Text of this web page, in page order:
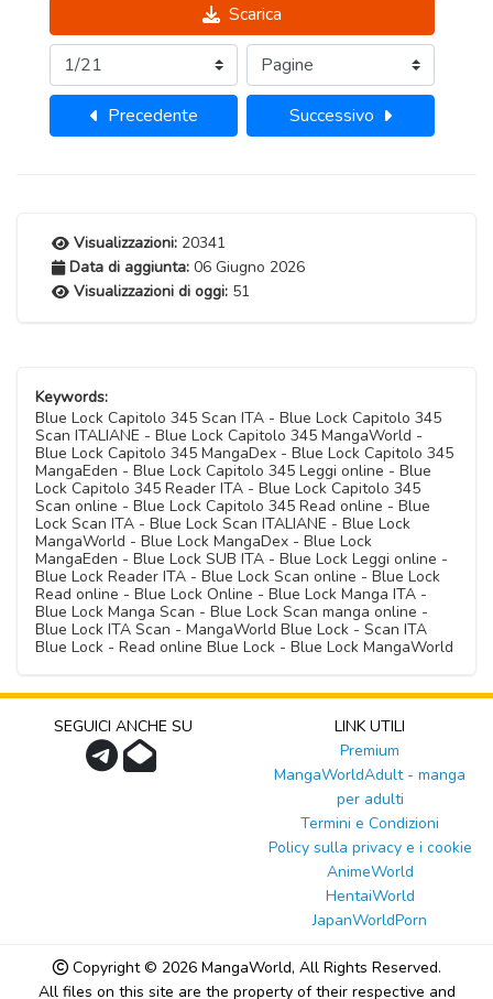
Scarica
Precedente Successivo
Visualizzazioni: 20341
Data di aggiunta: 06 Giugno 2026
Visualizzazioni di oggi: 51
Keywords:
Blue Lock Capitolo 345 Scan ITA - Blue Lock Capitolo 345
Scan ITALIANE - Blue Lock Capitolo 345 MangaWorld -
Blue Lock Capitolo 345 MangaDex - Blue Lock Capitolo 345
MangaEden - Blue Lock Capitolo 345 Leggi online - Blue
Lock Capitolo 345 Reader ITA - Blue Lock Capitolo 345
Scan online - Blue Lock Capitolo 345 Read online - Blue
Lock Scan ITA - Blue Lock Scan ITALIANE - Blue Lock
MangaWorld - Blue Lock MangaDex - Blue Lock
MangaEden - Blue Lock SUB ITA - Blue Lock Leggi online -
Blue Lock Reader ITA - Blue Lock Scan online - Blue Lock
Read online - Blue Lock Online - Blue Lock Manga ITA -
Blue Lock Manga Scan - Blue Lock Scan manga online -
Blue Lock ITA Scan - MangaWorld Blue Lock - Scan ITA
Blue Lock - Read online Blue Lock - Blue Lock MangaWorld
SEGUICI ANCHE SU
LINK UTILI
Premium
MangaWorldAdult - manga
per adulti
Termini e Condizioni
Policy sulla privacy e i cookie
AnimeWorld
HentaiWorld
JapanWorldPorn
Copyright © 2026 MangaWorld, All Rights Reserved.
All files on this site are the property of their respective and